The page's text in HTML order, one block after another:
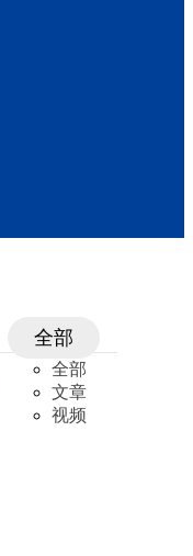
全部
全部
文章
视频